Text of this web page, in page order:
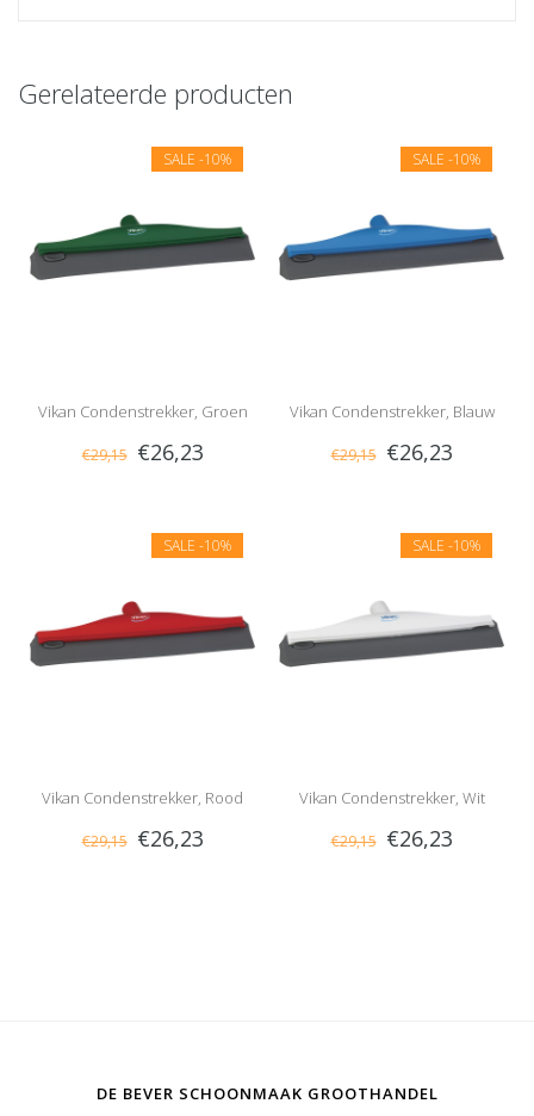
Gerelateerde producten
SALE -10%
Vikan Condenstrekker, Groen
€29,15 €26,23
SALE -10%
Vikan Condenstrekker, Blauw
€29,15 €26,23
SALE -10%
Vikan Condenstrekker, Rood
€29,15 €26,23
SALE -10%
Vikan Condenstrekker, Wit
€29,15 €26,23
DE BEVER SCHOONMAAK GROOTHANDEL